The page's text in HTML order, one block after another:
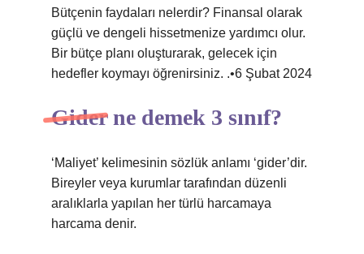
Bütçenin faydaları nelerdir? Finansal olarak
güçlü ve dengeli hissetmenize yardımcı olur.
Bir bütçe planı oluşturarak, gelecek için
hedefler koymayı öğrenirsiniz. .•6 Şubat 2024
Gider ne demek 3 sınıf?
‘Maliyet’ kelimesinin sözlük anlamı ‘gider’dir.
Bireyler veya kurumlar tarafından düzenli
aralıklarla yapılan her türlü harcamaya
harcama denir.